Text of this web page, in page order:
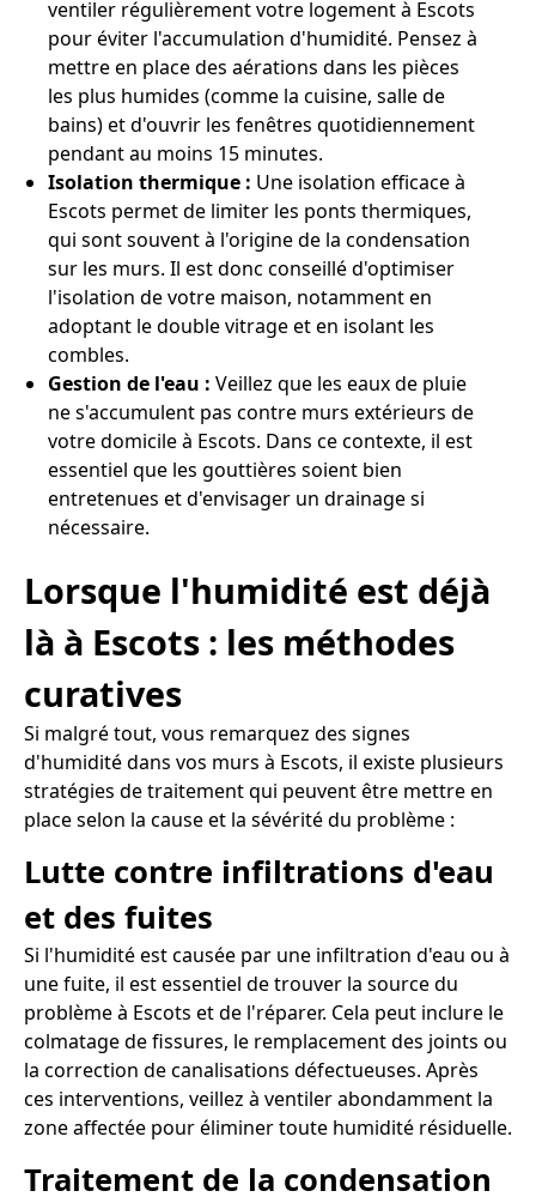
ventiler régulièrement votre logement à Escots
pour éviter l'accumulation d'humidité. Pensez à
mettre en place des aérations dans les pièces
les plus humides (comme la cuisine, salle de
bains) et d'ouvrir les fenêtres quotidiennement
pendant au moins 15 minutes.
Isolation thermique : Une isolation efficace à
Escots permet de limiter les ponts thermiques,
qui sont souvent à l'origine de la condensation
sur les murs. Il est donc conseillé d'optimiser
l'isolation de votre maison, notamment en
adoptant le double vitrage et en isolant les
combles.
Gestion de l'eau : Veillez que les eaux de pluie
ne s'accumulent pas contre murs extérieurs de
votre domicile à Escots. Dans ce contexte, il est
essentiel que les gouttières soient bien
entretenues et d'envisager un drainage si
nécessaire.
Lorsque l'humidité est déjà
là à Escots : les méthodes
curatives
Si malgré tout, vous remarquez des signes
d'humidité dans vos murs à Escots, il existe plusieurs
stratégies de traitement qui peuvent être mettre en
place selon la cause et la sévérité du problème :
Lutte contre infiltrations d'eau
et des fuites
Si l'humidité est causée par une infiltration d'eau ou à
une fuite, il est essentiel de trouver la source du
problème à Escots et de l'réparer. Cela peut inclure le
colmatage de fissures, le remplacement des joints ou
la correction de canalisations défectueuses. Après
ces interventions, veillez à ventiler abondamment la
zone affectée pour éliminer toute humidité résiduelle.
Traitement de la condensation